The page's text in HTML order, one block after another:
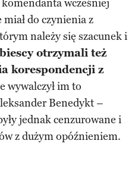
wcześniej
do czynienia z
należy się szacunek i
otrzymali też
korespondencji z
wywalczył im to
Benedykt –
jednak cenzurowane i
z dużym opóźnieniem.